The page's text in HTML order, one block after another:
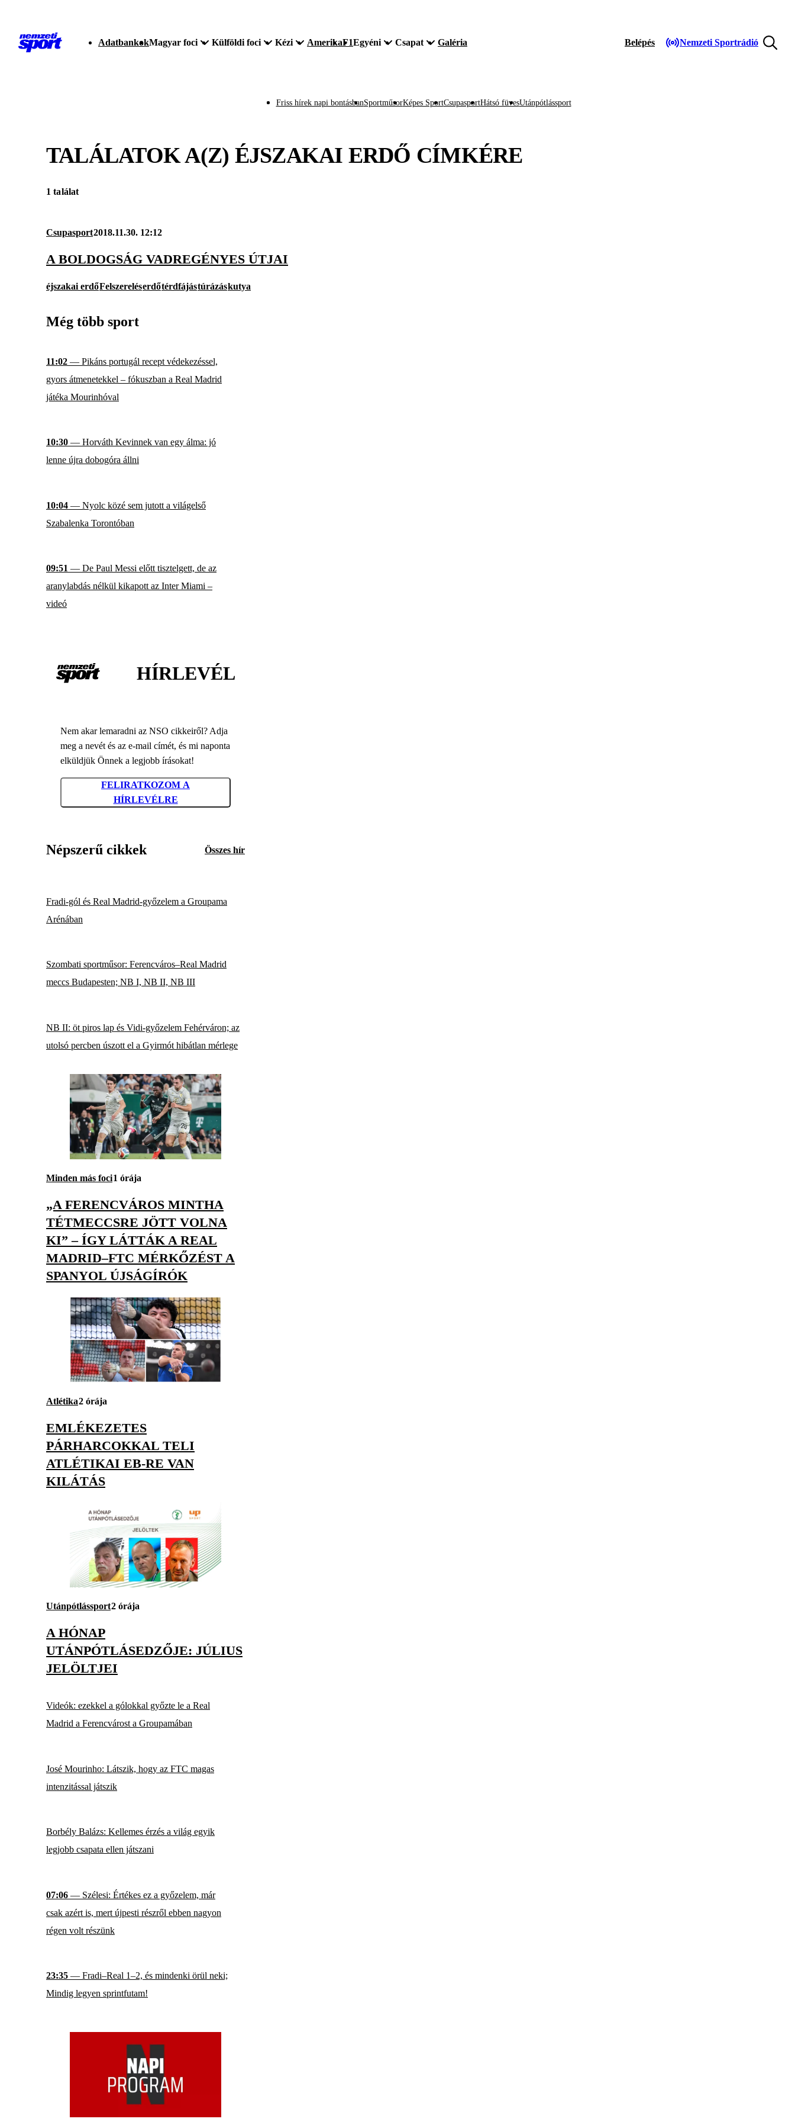
AdatbankokMagyar foci Külföldi foci Kézi AmerikaF1Egyéni Csapat Galéria Belépés Nemzeti Sportrádió
Friss hírek napi bontásbanSportműsorKépes SportCsupasportHátsó füvesUtánpótlássport
TALÁLATOK A(Z) ÉJSZAKAI ERDŐ CÍMKÉRE
1 találat
Csupasport2018.11.30. 12:12
A BOLDOGSÁG VADREGÉNYES ÚTJAI
éjszakai erdőFelszereléserdőtérdfájástúrázáskutya
Még több sport
11:02 — Pikáns portugál recept védekezéssel,
gyors átmenetekkel – fókuszban a Real Madrid
játéka Mourinhóval
10:30 — Horváth Kevinnek van egy álma: jó
lenne újra dobogóra állni
10:04 — Nyolc közé sem jutott a világelső
Szabalenka Torontóban
09:51 — De Paul Messi előtt tisztelgett, de az
aranylabdás nélkül kikapott az Inter Miami –
videó
HÍRLEVÉL
Nem akar lemaradni az NSO cikkeiről? Adja
meg a nevét és az e-mail címét, és mi naponta
elküldjük Önnek a legjobb írásokat!
FELIRATKOZOM A
HÍRLEVÉLRE
Népszerű cikkek Összes hír
Fradi-gól és Real Madrid-győzelem a Groupama
Arénában
Szombati sportműsor: Ferencváros–Real Madrid
meccs Budapesten; NB I, NB II, NB III
NB II: öt piros lap és Vidi-győzelem Fehérváron; az
utolsó percben úszott el a Gyirmót hibátlan mérlege
Minden más foci1 órája
„A FERENCVÁROS MINTHA
TÉTMECCSRE JÖTT VOLNA
KI” – ÍGY LÁTTÁK A REAL
MADRID–FTC MÉRKŐZÉST A
SPANYOL ÚJSÁGÍRÓK
Atlétika2 órája
EMLÉKEZETES
PÁRHARCOKKAL TELI
ATLÉTIKAI EB-RE VAN
KILÁTÁS
Utánpótlássport2 órája
A HÓNAP
UTÁNPÓTLÁSEDZŐJE: JÚLIUS
JELÖLTJEI
Videók: ezekkel a gólokkal győzte le a Real
Madrid a Ferencvárost a Groupamában
José Mourinho: Látszik, hogy az FTC magas
intenzitással játszik
Borbély Balázs: Kellemes érzés a világ egyik
legjobb csapata ellen játszani
07:06 — Szélesi: Értékes ez a győzelem, már
csak azért is, mert újpesti részről ebben nagyon
régen volt részünk
23:35 — Fradi–Real 1–2, és mindenki örül neki;
Mindig legyen sprintfutam!